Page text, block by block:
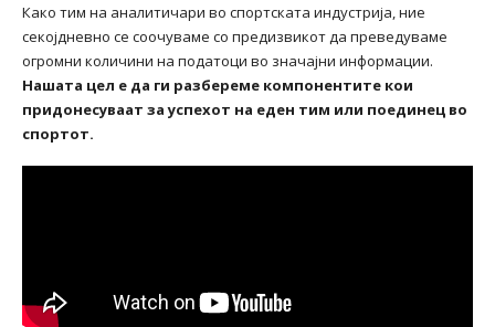
Како тим на аналитичари во спортската индустрија, ние
секојдневно се соочуваме со предизвикот да преведуваме
огромни количини на податоци во значајни информации.
Нашата цел е да ги разбереме компонентите кои
придонесуваат за успехот на еден тим или поединец во
спортот.